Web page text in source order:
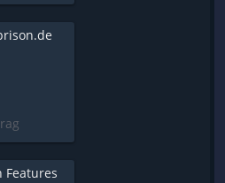
Features